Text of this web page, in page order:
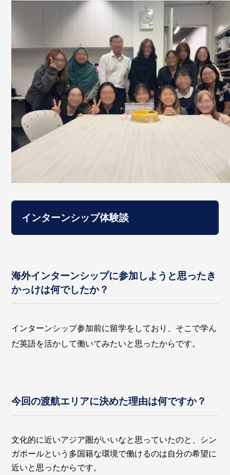
インターンシップ体験談
海外インターンシップに参加しようと思ったき
かっけは何でしたか？
インターンシップ参加前に留学をしており、そこで学ん
だ英語を活かして働いてみたいと思ったからです。
今回の渡航エリアに決めた理由は何ですか？
文化的に近いアジア圏がいいなと思っていたのと、シン
ガポールという多国籍な環境で働けるのは自分の希望に
近いと思ったからです。